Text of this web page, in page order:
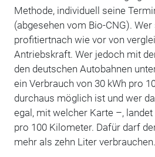
Methode, individuell seine
(abgesehen vom Bio-CNG).
profitiertnach wie vor von
Antriebskraft. Wer jedoch mit
den deutschen Autobahnen
ein Verbrauch von 30 kWh pro
durchaus möglich ist und wer
egal, mit welcher Karte –,
pro 100 Kilometer. Dafür darf
mehr als zehn Liter verbrauchen.